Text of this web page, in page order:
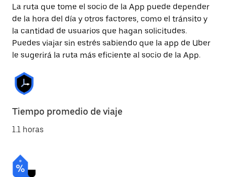
La ruta que tome el socio de la App puede depender
de la hora del día y otros factores, como el tránsito y
la cantidad de usuarios que hagan solicitudes.
Puedes viajar sin estrés sabiendo que la app de Uber
le sugerirá la ruta más eficiente al socio de la App.
Tiempo promedio de viaje
1.1 horas